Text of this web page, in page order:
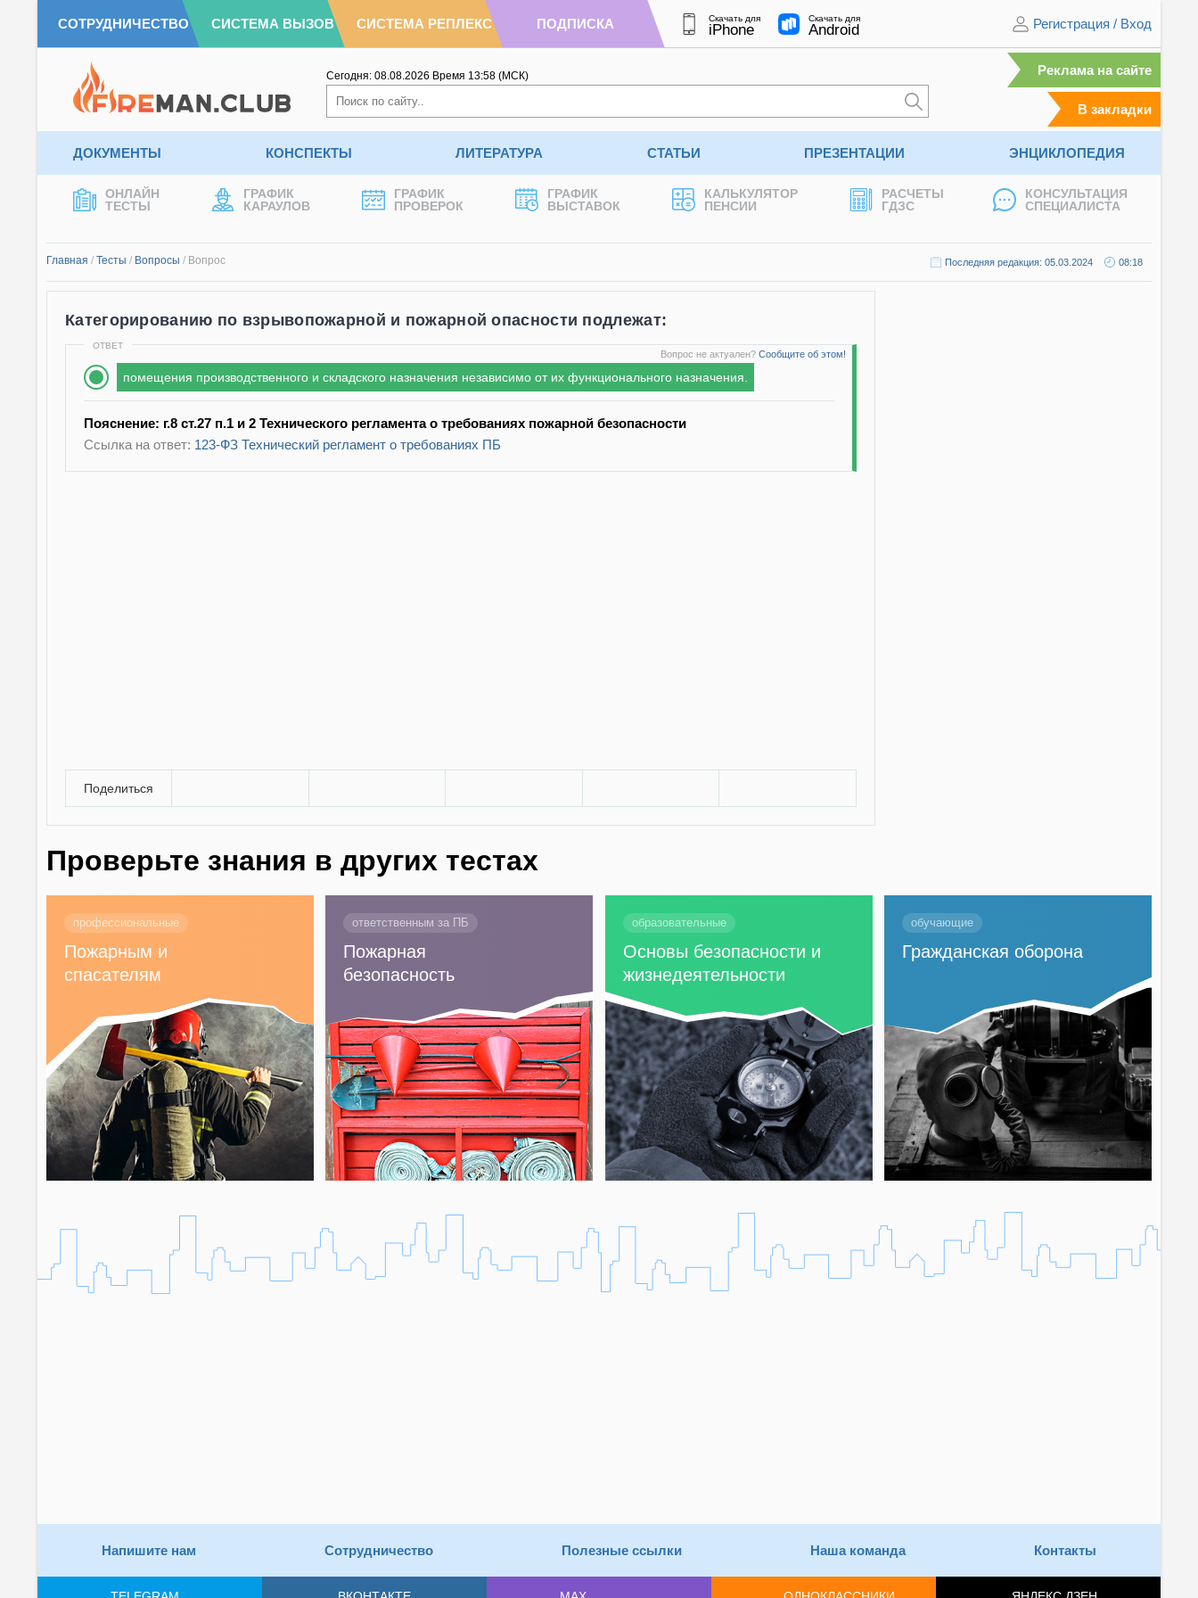
СОТРУДНИЧЕСТВО СИСТЕМА ВЫЗОВ СИСТЕМА РЕПЛЕКС ПОДПИСКА Скачать для
iPhone
Скачать для
Android Регистрация / Вход
Сегодня: 08.08.2026 Время 13:58 (МСК) Реклама на сайте
В закладки
ДОКУМЕНТЫ КОНСПЕКТЫ ЛИТЕРАТУРА СТАТЬИ ПРЕЗЕНТАЦИИ ЭНЦИКЛОПЕДИЯ
ОНЛАЙН
ТЕСТЫ
ГРАФИК
КАРАУЛОВ
ГРАФИК
ПРОВЕРОК
ГРАФИК
ВЫСТАВОК
КАЛЬКУЛЯТОР
ПЕНСИИ
РАСЧЕТЫ
ГДЗС
КОНСУЛЬТАЦИЯ
СПЕЦИАЛИСТА
Главная / Тесты / Вопросы / Вопрос Последняя редакция: 05.03.2024 08:18
Категорированию по взрывопожарной и пожарной опасности подлежат:
ОТВЕТ
Вопрос не актуален? Сообщите об этом!
помещения производственного и складского назначения независимо от их функционального назначения.
Пояснение: г.8 ст.27 п.1 и 2 Технического регламента о требованиях пожарной безопасности
Ссылка на ответ: 123-ФЗ Технический регламент о требованиях ПБ
Поделиться
Проверьте знания в других тестах
профессиональные
Пожарным и
спасателям
ответственным за ПБ
Пожарная
безопасность
образовательные
Основы безопасности и
жизнедеятельности
обучающие
Гражданская оборона
Напишите нам Сотрудничество Полезные ссылки Наша команда Контакты